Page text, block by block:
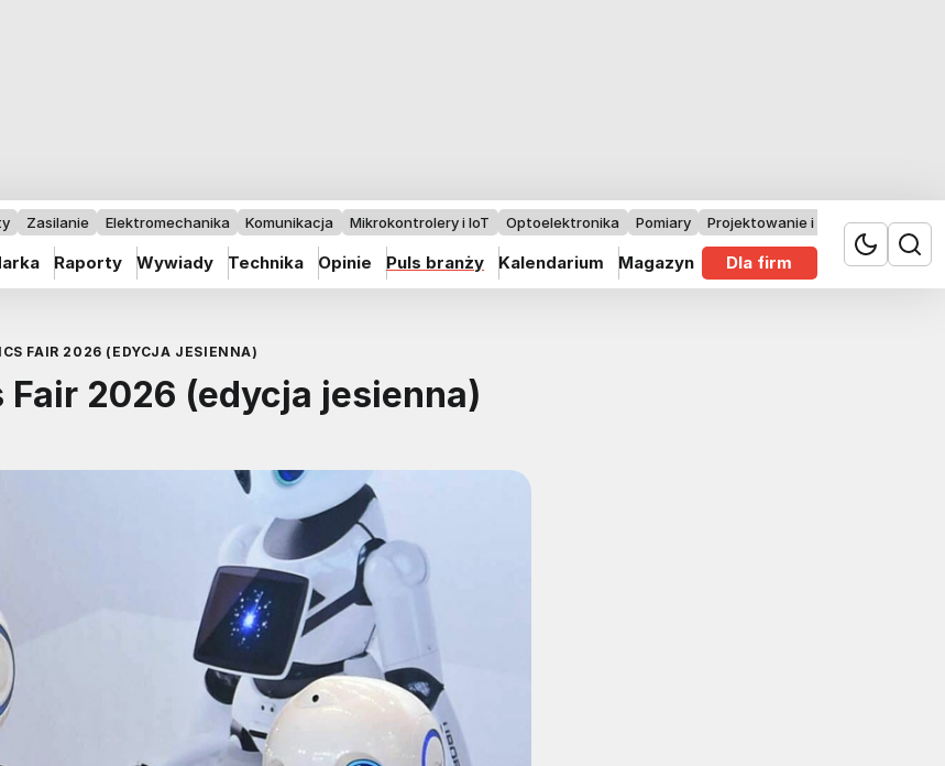
Zasilanie Elektromechanika Komunikacja Mikrokontrolery i IoT Optoelektronika Pomiary Projektowanie i badania
Raporty Wywiady Technika Opinie Puls branży Kalendarium Magazyn Dla firm
FAIR 2026 (EDYCJA JESIENNA)
Fair 2026 (edycja jesienna)